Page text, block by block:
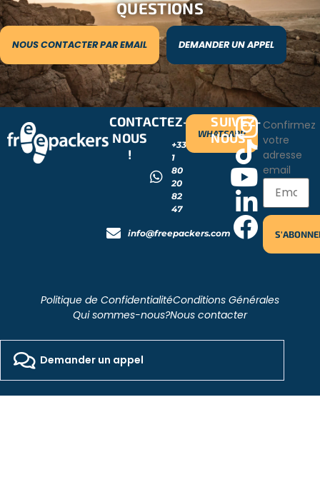
QUESTIONS
NOUS CONTACTER PAR EMAIL DEMANDER UN APPEL
CONTACTEZ-
NOUS
!
+33
1
80
20
82
47
info@freepackers.com
WHATSAPP
SUIVEZ-
NOUS
Confirmez
votre
adresse
email
Politique de ConfidentialitéConditions Générales
Qui sommes-nous?Nous contacter
2026 - Freepackers - All Rights Reserved​
Designed by Pocom Digital Agency
Demander un appel